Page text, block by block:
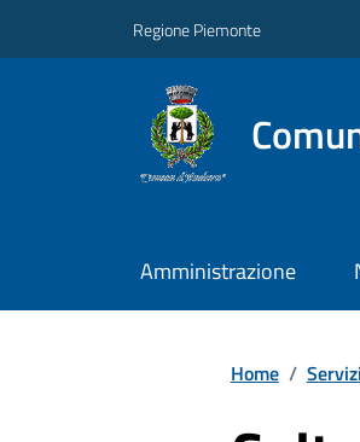
Regione Piemonte
Amministrazione
Home / Servizi